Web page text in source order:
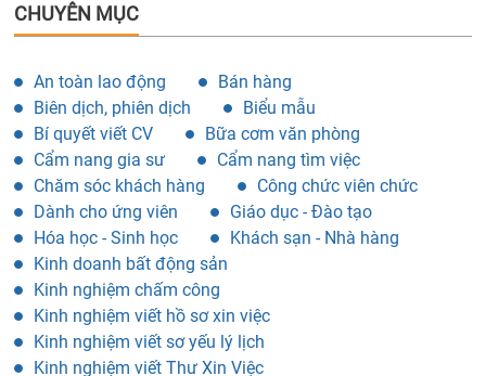
CHUYÊN MỤC
An toàn lao động
Bán hàng
Biên dịch, phiên dịch
Biểu mẫu
Bí quyết viết CV
Bữa cơm văn phòng
Cẩm nang gia sư
Cẩm nang tìm việc
Chăm sóc khách hàng
Công chức viên chức
Dành cho ứng viên
Giáo dục - Đào tạo
Hóa học - Sinh học
Khách sạn - Nhà hàng
Kinh doanh bất động sản
Kinh nghiệm chấm công
Kinh nghiệm viết hồ sơ xin việc
Kinh nghiệm viết sơ yếu lý lịch
Kinh nghiệm viết Thư Xin Việc